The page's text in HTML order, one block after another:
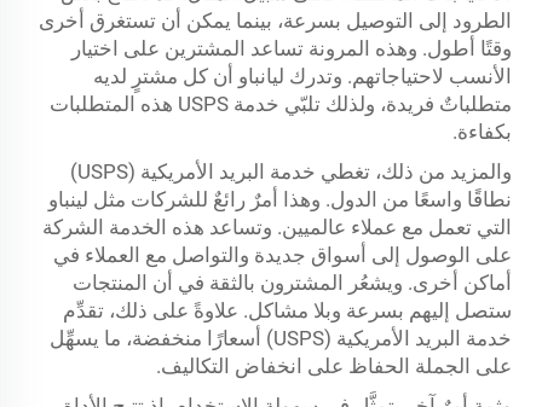
الطرود إلى التوصيل بسرعة، بينما يمكن أن تستغرق أخرى
وقتًا أطول. وهذه المرونة تساعد المشترين على اختيار
الأنسب لاحتياجاتهم. وتدرك ليانباو أن كل مشترٍ لديه
متطلباتٌ فريدة، ولذلك تلبّي خدمة USPS هذه المتطلبات
بكفاءة.
والمزيد من ذلك، تغطي خدمة البريد الأمريكية (USPS)
نطاقًا واسعًا من الدول. وهذا أمرٌ رائعٌ للشركات مثل لينباو
التي تعمل مع عملاء عالميين. وتساعد هذه الخدمة الشركة
على الوصول إلى أسواق جديدة والتواصل مع العملاء في
أماكن أخرى. ويشعُر المشترون بالثقة في أن المنتجات
ستصل إليهم بسرعة وبلا مشاكل. علاوةً على ذلك، تقدِّم
خدمة البريد الأمريكية (USPS) أسعارًا منخفضة، ما يسهِّل
على الجملة الحفاظ على انخفاض التكاليف.